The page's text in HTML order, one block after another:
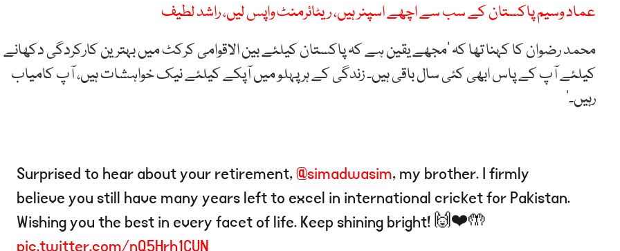
عماد وسیم پاکستان کے سب سے اچھے اسپنر ہیں، ریٹائرمنٹ واپس لیں، راشد لطیف
محمد رضوان کا کہنا تھا کہ ‘مجھے یقین ہے کہ پاکستان کیلئے بین الاقوامی کرکٹ میں بہترین کارکردگی دکھانے
کیلئے آپ کے پاس ابھی کئی سال باقی ہیں۔ زندگی کے ہر پہلو میں آپکے کیلئے نیک خواہشات ہیں، آپ کامیاب
رہیں۔’
Surprised to hear about your retirement,@simadwasim, my brother. I firmly
believe you still have many years left to excel in international cricket for Pakistan.
Wishing you the best in every facet of life. Keep shining bright! 🙌❤️🤲